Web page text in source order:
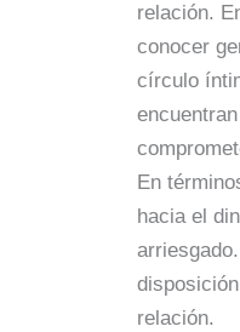
relación.
conocer
círculo
En
hacia el
relación.